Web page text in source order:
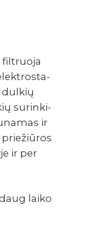
filt­ruoja
dulkių
surin­ki­
ir
ir per
laiko